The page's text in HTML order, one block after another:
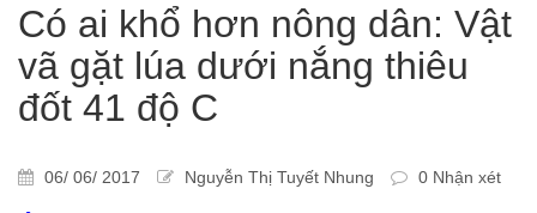
Có ai khổ hơn nông dân: Vật
vã gặt lúa dưới nắng thiêu
đốt 41 độ C
06/ 06/ 2017 Nguyễn Thị Tuyết Nhung 0 Nhận xét